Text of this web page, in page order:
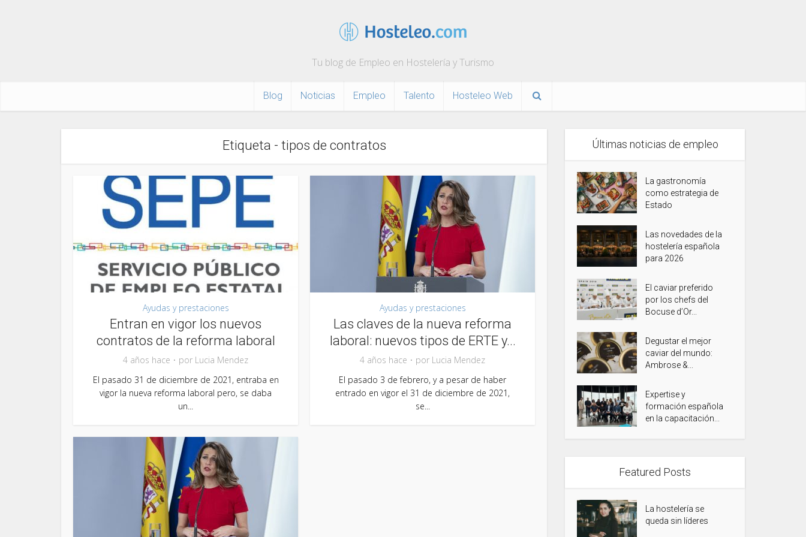
Tu blog de Empleo en Hostelería y Turismo
Blog Noticias Empleo Talento Hosteleo Web
Etiqueta - tipos de contratos
Ayudas y prestaciones
Entran en vigor los nuevos
contratos de la reforma laboral
4 años hace por Lucia Mendez
El pasado 31 de diciembre de 2021, entraba en
vigor la nueva reforma laboral pero, se daba
un...
Ayudas y prestaciones
Las claves de la nueva reforma
laboral: nuevos tipos de ERTE y...
4 años hace por Lucia Mendez
El pasado 3 de febrero, y a pesar de haber
entrado en vigor el 31 de diciembre de 2021,
se...
Últimas noticias de empleo
La gastronomía
como estrategia de
Estado
Las novedades de la
hostelería española
para 2026
El caviar preferido
por los chefs del
Bocuse d’Or...
Degustar el mejor
caviar del mundo:
Ambrose &...
Expertise y
formación española
en la capacitación...
Featured Posts
La hostelería se
queda sin líderes